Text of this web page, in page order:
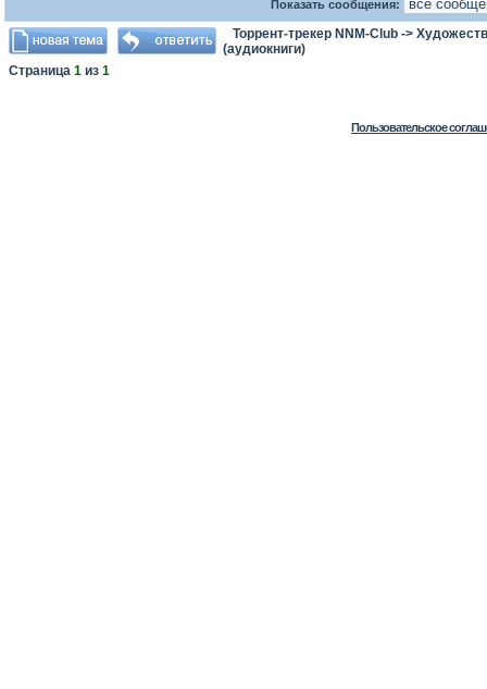
Показать сообщения:
Торрент-трекер NNM-Club ->
(аудиокниги)
Страница 1 из 1
Пользовательское